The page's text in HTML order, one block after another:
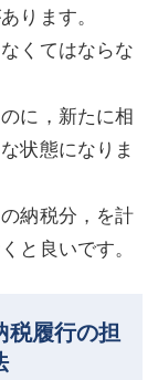
ります。
くてはならな
に，新たに相
状態になりま
納税分，を計
と良いです。
履行の担